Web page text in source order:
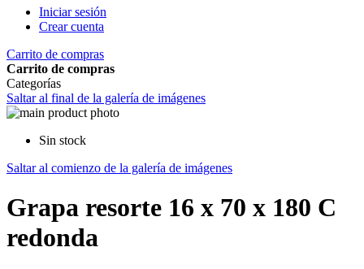
Iniciar sesión
Crear cuenta
Carrito de compras
Carrito de compras
Categorías
Saltar al final de la galería de imágenes
Sin stock
Saltar al comienzo de la galería de imágenes
Grapa resorte 16 x 70 x 180 C
redonda